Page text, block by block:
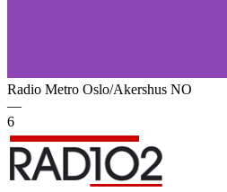
Radio Metro Oslo/Akershus NO
—
6